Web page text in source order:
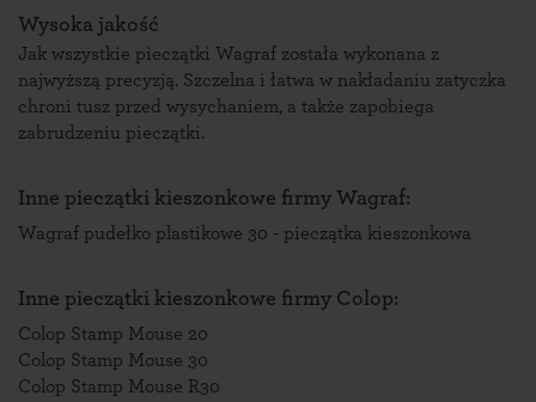
Wysoka jakość
Jak wszystkie pieczątki Wagraf została wykonana z
najwyższą precyzją. Szczelna i łatwa w nakładaniu zatyczka
chroni tusz przed wysychaniem, a także zapobiega
zabrudzeniu pieczątki.
Inne pieczątki kieszonkowe firmy Wagraf:
Wagraf pudełko plastikowe 30 - pieczątka kieszonkowa
Inne pieczątki kieszonkowe firmy Colop:
Colop Stamp Mouse 20
Colop Stamp Mouse 30
Colop Stamp Mouse R30